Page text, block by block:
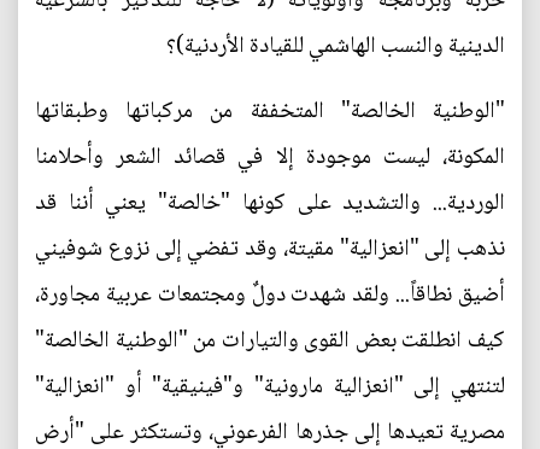
الدينية والنسب الهاشمي للقيادة الأردنية)؟
"الوطنية الخالصة" المتخففة من مركباتها وطبقاتها
المكونة، ليست موجودة إلا في قصائد الشعر وأحلامنا
الوردية... والتشديد على كونها "خالصة" يعني أننا قد
نذهب إلى "انعزالية" مقيتة، وقد تفضي إلى نزوع شوفيني
أضيق نطاقاً... ولقد شهدت دولٌ ومجتمعات عربية مجاورة،
كيف انطلقت بعض القوى والتيارات من "الوطنية الخالصة"
لتنتهي إلى "انعزالية مارونية" و"فينيقية" أو "انعزالية"
مصرية تعيدها إلى جذرها الفرعوني، وتستكثر على "أرض